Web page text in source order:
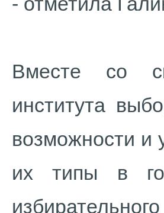
Вместе со
института
возможности и
их типы в